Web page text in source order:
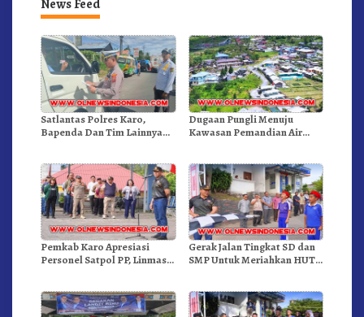
News Feed
Satlantas Polres Karo,
Bapenda Dan Tim Lainnya
Dugaan Pungli Menuju
Kawasan Pemandian Air
Pemkab Karo Apresiasi
Personel Satpol PP, Linmas,
Gerak Jalan Tingkat SD dan
SMP Untuk Meriahkan HUT